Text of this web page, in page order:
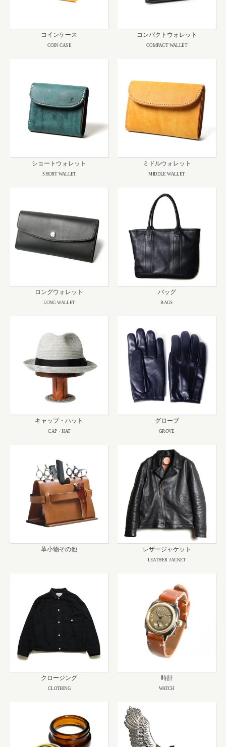
コインケース
COIN CASE
コンパクトウォレット
COMPACT WALLET
ショートウォレット
SHORT WALLET
ミドルウォレット
MIDDLE WALLET
ロングウォレット
LONG WALLET
バッグ
BAGS
キャップ・ハット
CAP・HAT
グローブ
GROVE
革小物その他 レザージャケット
LEATHER JACKET
クロージング
CLOTHING
時計
WATCH